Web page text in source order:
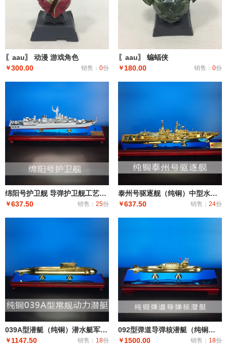
〖aau〗 动漫 游戏角色
￥300.00 销售： 0份
〖aau〗 蝙蝠侠
￥ 180.00 销售： 0份
绵阳号护卫舰 导弹护卫舰工艺船航模纪念摆件展览收藏品送礼
￥637.50 销售： 25份
泰州号驱逐舰（纯铜）中型水面舰艇 军事海军舰艇模型 工艺船航模纪念摆件展览收藏品送
￥637.50 销售： 24份
039A型潜艇（纯铜）潜水艇军舰|潜水船|中型或小型（袖珍潜艇、潜水器）和水下自动机械装置
￥ 1147.50 销售： 18份
092型弹道导弹核潜艇（纯铜）潜艇潜水艇军舰|潜水船|中型或小型（袖珍潜艇、潜水器）和水下自动机械装
￥ 1500.00 销售： 18份